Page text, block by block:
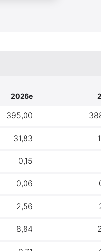
2026e
395,00
31,83
0,15
0,06
2,56
8,84